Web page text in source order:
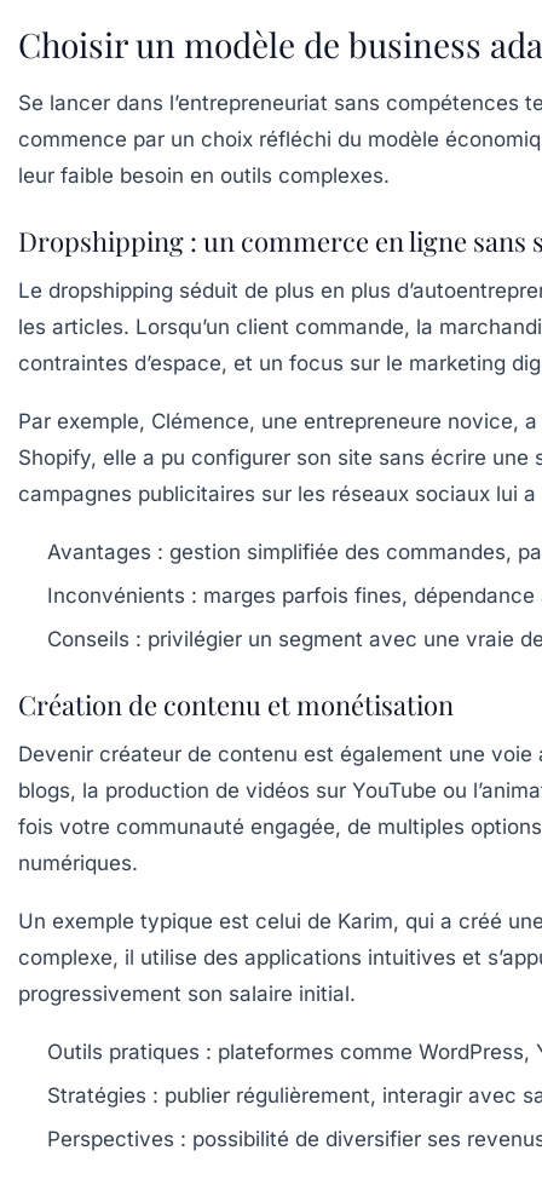
Choisir un modèle de business
Se lancer dans l’entrepreneuriat sans
commence par un choix réfléchi du modèle
leur faible besoin en outils complexes.
Dropshipping : un commerce en ligne sans
Le dropshipping séduit de plus en plus
les articles. Lorsqu’un client commande, la
contraintes d’espace, et un focus sur le marketing
Par exemple, Clémence, une entrepreneure novice,
Shopify, elle a pu configurer son site sans écrire une
campagnes publicitaires sur les réseaux sociaux lui
Avantages : gestion simplifiée des commandes,
Inconvénients : marges parfois fines,
Conseils : privilégier un segment avec une vraie
Création de contenu et monétisation
Devenir créateur de contenu est également une
blogs, la production de vidéos sur YouTube ou
fois votre communauté engagée, de multiples
numériques.
Un exemple typique est celui de Karim, qui a créé
complexe, il utilise des applications intuitives et
progressivement son salaire initial.
Outils pratiques : plateformes comme WordPress,
Stratégies : publier régulièrement, interagir avec
Perspectives : possibilité de diversifier ses